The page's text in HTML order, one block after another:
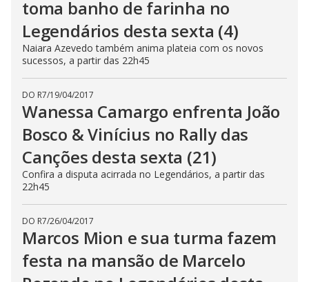
toma banho de farinha no
Legendários desta sexta (4)
Naiara Azevedo também anima plateia com os novos
sucessos, a partir das 22h45
DO R7/19/04/2017
Wanessa Camargo enfrenta João
Bosco & Vinícius no Rally das
Canções desta sexta (21)
Confira a disputa acirrada no Legendários, a partir das
22h45
DO R7/26/04/2017
Marcos Mion e sua turma fazem
festa na mansão de Marcelo